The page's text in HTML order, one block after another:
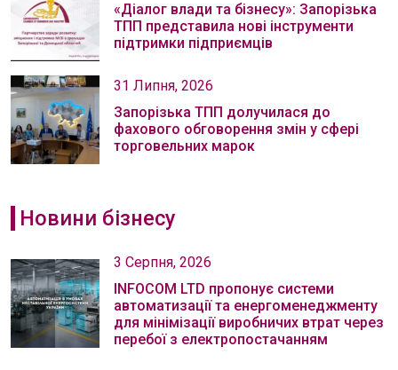
«Діалог влади та бізнесу»: Запорізька
ТПП представила нові інструменти
підтримки підприємців
31 Липня, 2026
Запорізька ТПП долучилася до
фахового обговорення змін у сфері
торговельних марок
Новини бізнесу
3 Серпня, 2026
INFOCOM LTD пропонує системи
автоматизації та енергоменеджменту
для мінімізації виробничих втрат через
перебої з електропостачанням